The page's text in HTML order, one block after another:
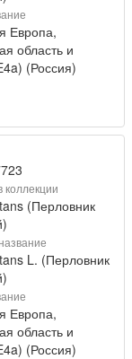
Европа,
область и
(Россия)
коллекции
(Перловник
L. (Перловник
Европа,
область и
(Россия)